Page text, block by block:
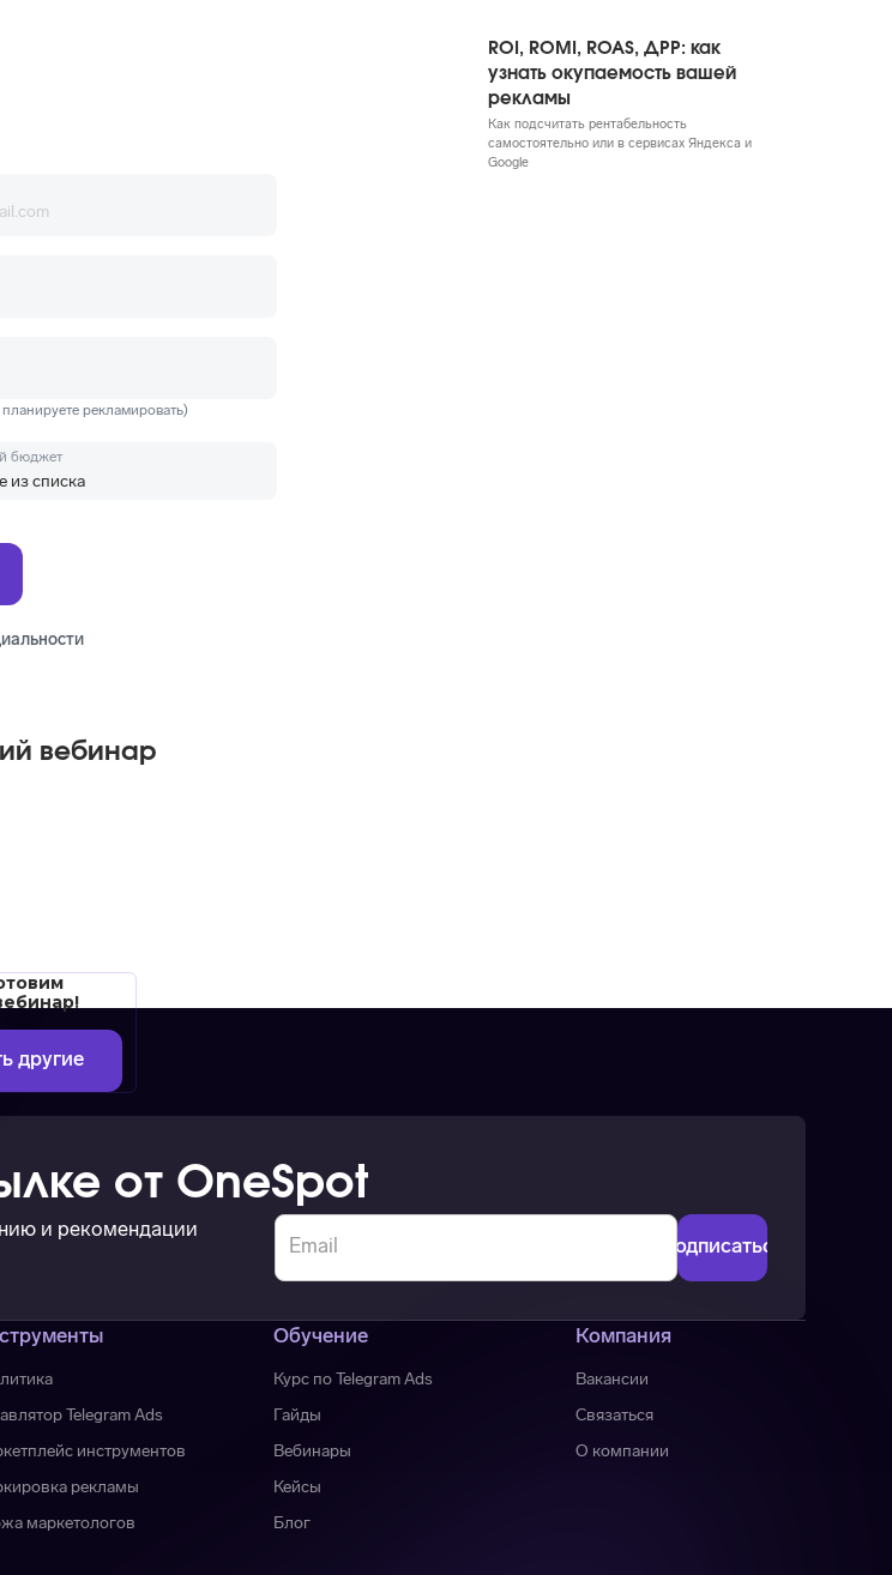
рекламировать)
бюджет
ROI, ROMI, ROAS, ДРР: как
узнать окупаемость вашей
рекламы
Как подсчитать рентабельность
самостоятельно или в сервисах Яндекса и
Google
вебинар
другие
от OneSpot
и рекомендации
Telegram Ads
инструментов
рекламы
маркетологов
Обучение
Курс по Telegram Ads
Гайды
Вебинары
Кейсы
Блог
Компания
Вакансии
Связаться
О компании